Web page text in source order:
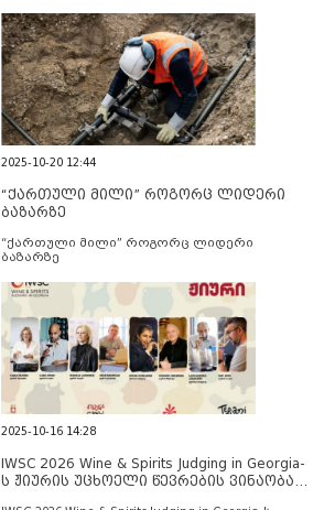
2025-10-20 12:44
“ქართული მილი” როგორც ლიდერი
ბაზარზე
“ქართული მილი” როგორც ლიდერი
ბაზარზე
2025-10-16 14:28
IWSC 2026 Wine & Spirits Judging in Georgia-
ს ჟიურის უცხოელი წევრების ვინაობა